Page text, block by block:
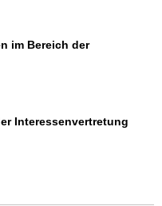
im Bereich der
Interessenvertretung